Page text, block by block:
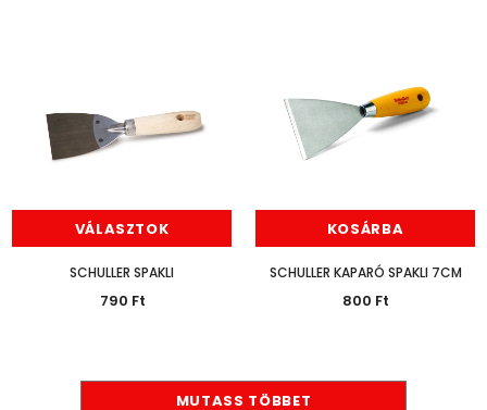
VÁLASZTOK
SCHULLER SPAKLI
790 Ft
KOSÁRBA
SCHULLER KAPARÓ SPAKLI 7CM
800 Ft
MUTASS TÖBBET